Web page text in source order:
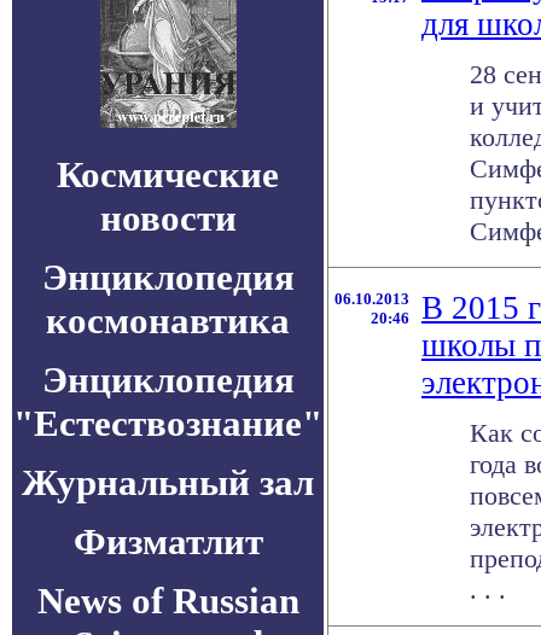
Космические
новости
Энциклопедия
космонавтика
Энциклопедия
"Естествознание"
Журнальный зал
Физматлит
News of Russian
для
28
и
06.10.2013
20:46
В 2015
школы
Как
года
. . .